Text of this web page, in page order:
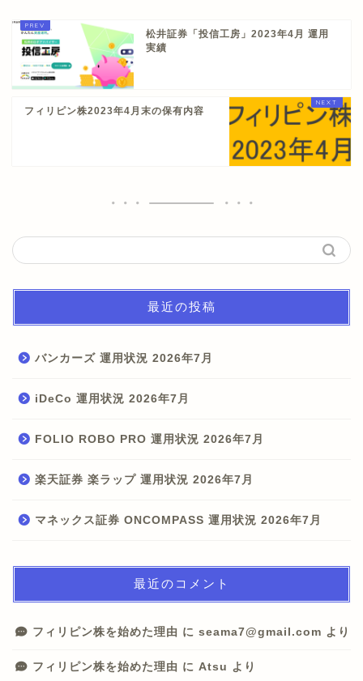
松井証券「投信工房」2023年4月 運用
実績
フィリピン株2023年4月末の保有内容
最近の投稿
バンカーズ 運用状況 2026年7月
iDeCo 運用状況 2026年7月
FOLIO ROBO PRO 運用状況 2026年7月
楽天証券 楽ラップ 運用状況 2026年7月
マネックス証券 ONCOMPASS 運用状況 2026年7月
最近のコメント
フィリピン株を始めた理由 に seama7@gmail.com より
フィリピン株を始めた理由 に Atsu より